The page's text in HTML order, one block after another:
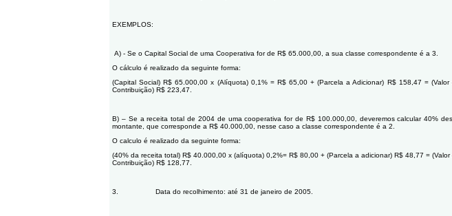
EXEMPLOS:
A) - Se o Capital Social de uma Cooperativa for de R$ 65.000,00, a sua classe correspondente é a 3.
O cálculo é realizado da seguinte forma:
(Capital Social) R$ 65.000,00 x (Alíquota) 0,1% = R$ 65,00 + (Parcela a Adicionar) R$ 158,47 = (Valor
Contribuição) R$ 223,47.
B) – Se a receita total de 2004 de uma cooperativa for de R$ 100.000,00, deveremos calcular 40%
montante, que corresponde a R$ 40.000,00, nesse caso a classe correspondente é a 2.
O calculo é realizado da seguinte forma:
(40% da receita total) R$ 40.000,00 x (alíquota) 0,2%= R$ 80,00 + (Parcela a adicionar) R$ 48,77 = (Valor
Contribuição) R$ 128,77.
3. Data do recolhimento: até 31 de janeiro de 2005.